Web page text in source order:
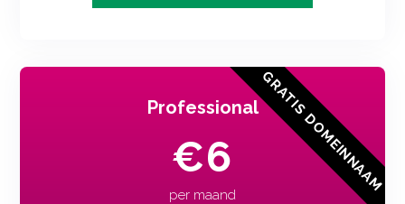
Professional
€6
per maand